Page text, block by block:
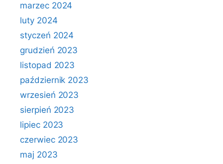
marzec 2024
luty 2024
styczeń 2024
grudzień 2023
listopad 2023
październik 2023
wrzesień 2023
sierpień 2023
lipiec 2023
czerwiec 2023
maj 2023